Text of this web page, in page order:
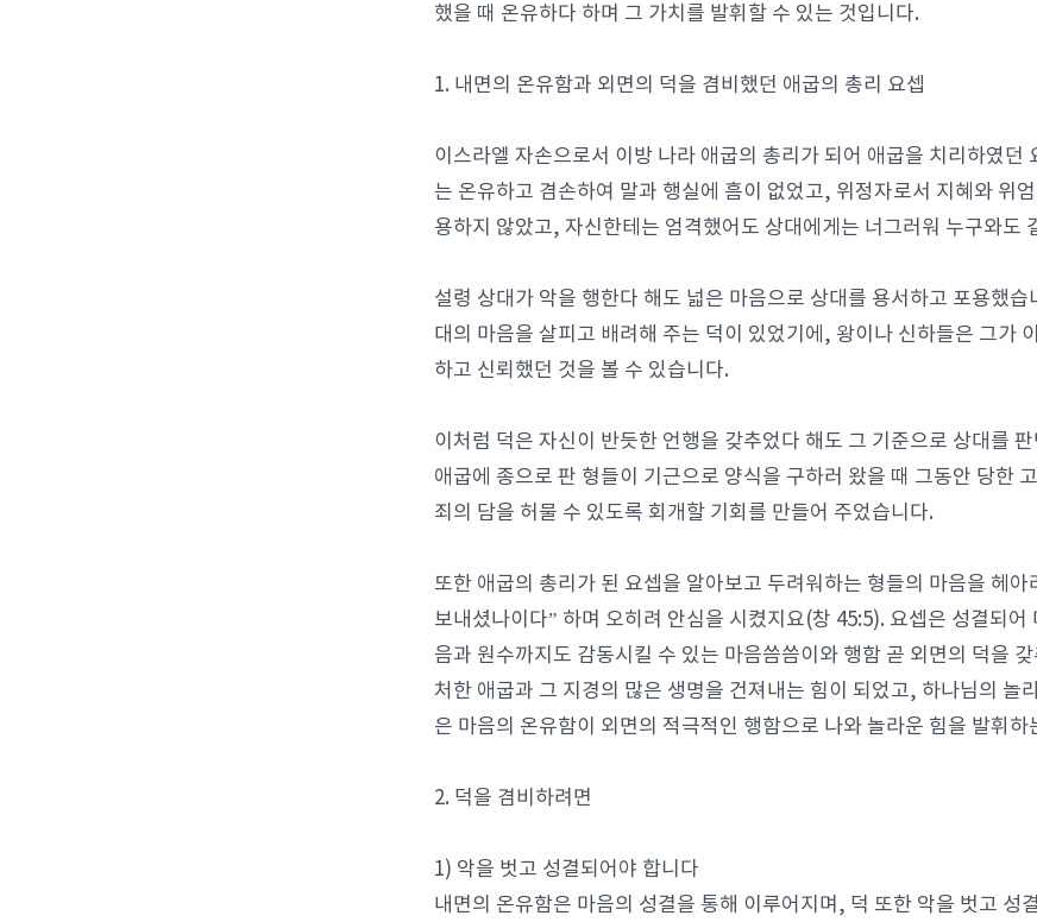
했을 때 온유하다 하며 그 가치를 발휘할 수 있는 것입니다.
1. 내면의 온유함과 외면의 덕을 겸비했던 애굽의 총리 요셉
이스라엘 자손으로서 이방 나라 애굽의 총리가 되어 애굽을 치리하였
는 온유하고 겸손하여 말과 행실에 흠이 없었고, 위정자로서 지혜와 위
용하지 않았고, 자신한테는 엄격했어도 상대에게는 너그러워 누구와도
설령 상대가 악을 행한다 해도 넓은 마음으로 상대를 용서하고 포용했
대의 마음을 살피고 배려해 주는 덕이 있었기에, 왕이나 신하들은 그가
하고 신뢰했던 것을 볼 수 있습니다.
이처럼 덕은 자신이 반듯한 언행을 갖추었다 해도 그 기준으로 상대를
애굽에 종으로 판 형들이 기근으로 양식을 구하러 왔을 때 그동안 당한
죄의 담을 허물 수 있도록 회개할 기회를 만들어 주었습니다.
또한 애굽의 총리가 된 요셉을 알아보고 두려워하는 형들의 마음을 헤
보내셨나이다” 하며 오히려 안심을 시켰지요(창 45:5). 요셉은 성결되
음과 원수까지도 감동시킬 수 있는 마음씀씀이와 행함 곧 외면의 덕을
처한 애굽과 그 지경의 많은 생명을 건져내는 힘이 되었고, 하나님의 놀
은 마음의 온유함이 외면의 적극적인 행함으로 나와 놀라운 힘을 발휘하
2. 덕을 겸비하려면
1) 악을 벗고 성결되어야 합니다
내면의 온유함은 마음의 성결을 통해 이루어지며, 덕 또한 악을 벗고 성